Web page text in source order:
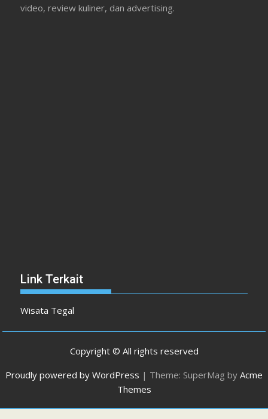
video, review kuliner, dan advertising.
Link Terkait
Wisata Tegal
Copyright © All rights reserved
Proudly powered by WordPress | Theme: SuperMag by Acme
Themes